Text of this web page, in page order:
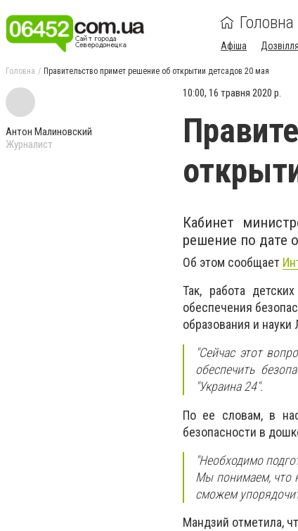
Головна
Афіша Дозвілля
Головна Правительство примет решение об открытии детсадов 20 мая
Антон Малиновский
Журналист
10:00, 16 травня 2020 р.
Кабинет
решение по дате
Об этом сообщает
Так, работа
обеспечения
образования и
"Сейчас этот
обеспечить
"Украина 24".
По ее словам, в
безопасности в
"Необходимо
Мы понимаем, что
сможем
Мандзий отметила,